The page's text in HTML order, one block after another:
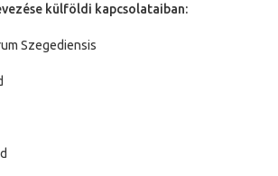
külföldi kapcsolataiban:
Szegediensis